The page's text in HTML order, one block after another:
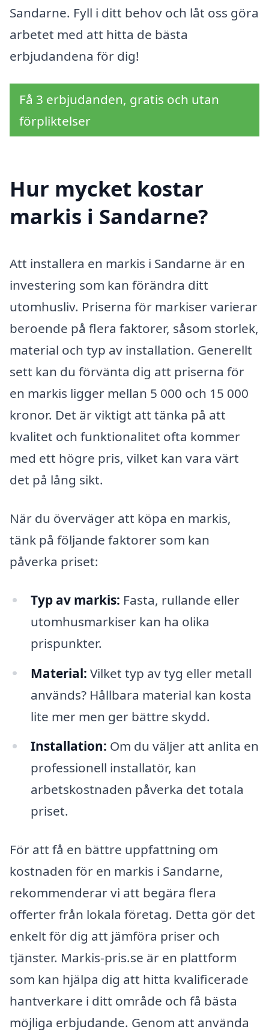
Sandarne. Fyll i ditt behov och låt oss göra
arbetet med att hitta de bästa
erbjudandena för dig!
Få 3 erbjudanden, gratis och utan
förpliktelser
Hur mycket kostar
markis i Sandarne?
Att installera en markis i Sandarne är en
investering som kan förändra ditt
utomhusliv. Priserna för markiser varierar
beroende på flera faktorer, såsom storlek,
material och typ av installation. Generellt
sett kan du förvänta dig att priserna för
en markis ligger mellan 5 000 och 15 000
kronor. Det är viktigt att tänka på att
kvalitet och funktionalitet ofta kommer
med ett högre pris, vilket kan vara värt
det på lång sikt.
När du överväger att köpa en markis,
tänk på följande faktorer som kan
påverka priset:
Typ av markis: Fasta, rullande eller
utomhusmarkiser kan ha olika
prispunkter.
Material: Vilket typ av tyg eller metall
används? Hållbara material kan kosta
lite mer men ger bättre skydd.
Installation: Om du väljer att anlita en
professionell installatör, kan
arbetskostnaden påverka det totala
priset.
För att få en bättre uppfattning om
kostnaden för en markis i Sandarne,
rekommenderar vi att begära flera
offerter från lokala företag. Detta gör det
enkelt för dig att jämföra priser och
tjänster. Markis-pris.se är en plattform
som kan hjälpa dig att hitta kvalificerade
hantverkare i ditt område och få bästa
möjliga erbjudande. Genom att använda